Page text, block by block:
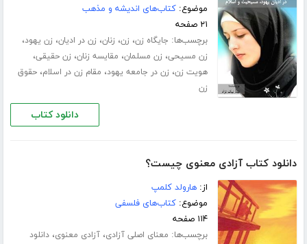
موضوع:کتاب‌های اندیشه و مذهب
۲۱ صفحه
برچسب‌ها: جایگاه زن، زن، زنان، زن در ادیان، زن یهود،
زن مسیحی، زن مسلمان، مقایسه زنان، زن حقیقی،
هویت زن، زن در جامعه یهود، مقام زن در اسلام،حقوق
زن
دانلود کتاب
دانلود کتاب آزادی معنوی چیست؟
از:هارولد کلمپ
موضوع:کتاب‌های فلسفی
۱۱۴ صفحه
برچسب‌ها: معنای اصلی آزادی،آزادی معنوی،دانلود